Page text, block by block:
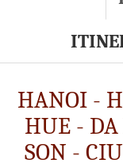
HANOI -
HUE -
SON -